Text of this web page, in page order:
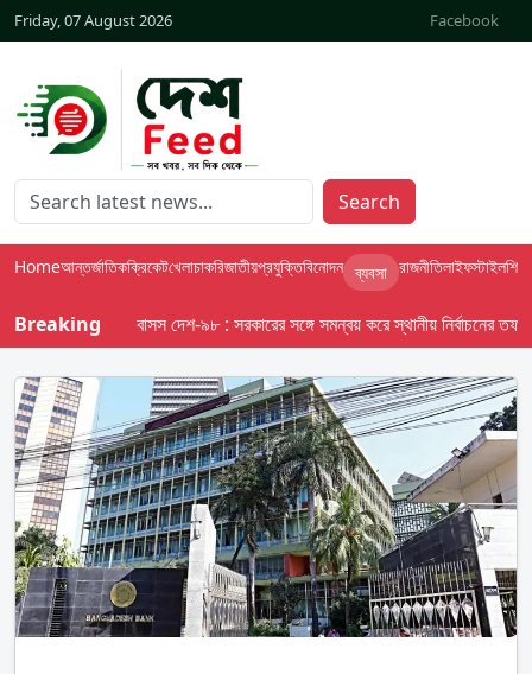
Friday, 07 August 2026 Facebook
Search
Homeআন্তর্জাতিকক্রিকেটখেলাচাকরিজাতীয়প্রযুক্তিবিনোদন ব্যবসা রাজনীতিলাইফস্টাইলশিক্ষা
Breaking বাসস দেশ-৯৮ : সরকারের সঙ্গে সমন্বয় করে স্থানীয় নির্বাচনের